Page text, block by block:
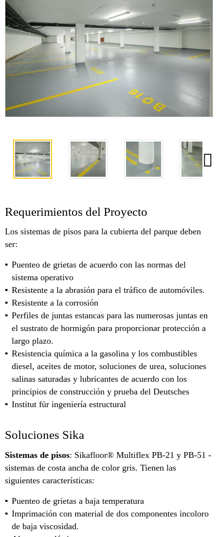
Requerimientos del Proyecto
Los sistemas de pisos para la cubierta del parque deben
ser:
Puenteo de grietas de acuerdo con las normas del
sistema operativo
Resistente a la abrasión para el tráfico de automóviles.
Resistente a la corrosión
Perfiles de juntas estancas para las numerosas juntas en
el sustrato de hormigón para proporcionar protección a
largo plazo.
Resistencia química a la gasolina y los combustibles
diesel, aceites de motor, soluciones de urea, soluciones
salinas saturadas y lubricantes de acuerdo con los
principios de construcción y prueba del Deutsches
Institut für ingeniería estructural
Soluciones Sika
Sistemas de pisos: Sikafloor® Multiflex PB-21 y PB-51 -
sistemas de costa ancha de color gris. Tienen las
siguientes características:
Puenteo de grietas a baja temperatura
Imprimación con material de dos componentes incoloro
de baja viscosidad.